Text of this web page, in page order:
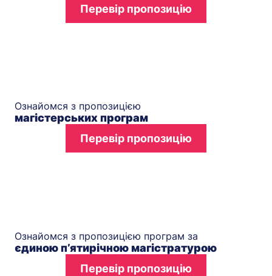
Перевір пропозицію
Ознайомся з пропозицією
магістерських програм
Перевір пропозицію
Ознайомся з пропозицією програм за
єдиною п’ятирічною магістратурою
Перевір пропозицію